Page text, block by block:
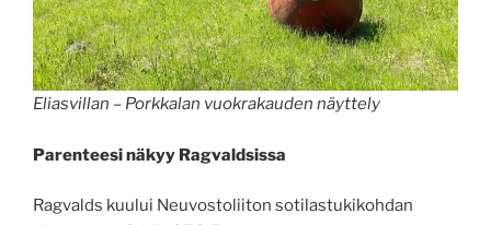
Eliasvillan – Porkkalan vuokrakauden näyttely
Parenteesi näkyy Ragvaldsissa
Ragvalds kuului Neuvostoliiton sotilastukikohdan